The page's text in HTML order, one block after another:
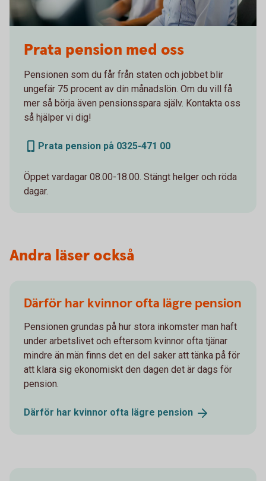
Prata pension med oss
Pensionen som du får från staten och jobbet blir
ungefär 75 procent av din månadslön. Om du vill få
mer så börja även pensionsspara själv. Kontakta oss
så hjälper vi dig!
Prata pension på 0325-471 00
Öppet vardagar 08.00-18.00. Stängt helger och röda
dagar.
Andra läser också
Därför har kvinnor ofta lägre pension
Pensionen grundas på hur stora inkomster man haft
under arbetslivet och eftersom kvinnor ofta tjänar
mindre än män finns det en del saker att tänka på för
att klara sig ekonomiskt den dagen det är dags för
pension.
Därför har kvinnor ofta lägre pension